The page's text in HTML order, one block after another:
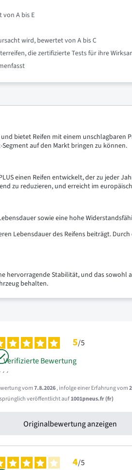
A bis E
wird, bewertet von A bis C
die zertifizierte Tests für ihre
bietet Reifen mit einem unschlagbaren
auf den Markt bringen zu können.
einen Reifen entwickelt, der zu jeder
zu reduzieren, und erreicht im
sowie eine hohe
Lebensdauer des Reifens beiträgt.
Stabilität, und das sowohl
behalten.
5/5
Verifizierte Bewertung
vom7.8.2026, infolge einer Erfahrung vom
veröffentlicht auf1001pneus.fr (fr)
Originalbewertung anzeigen
4/5